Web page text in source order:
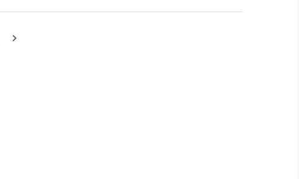
navigate_next